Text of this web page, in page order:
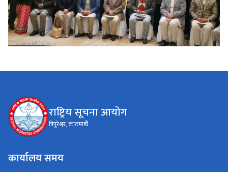
राष्ट्रिय सूचना आयोग
त्रिपुरेश्वर, काठमाडौं
कार्यालय समय